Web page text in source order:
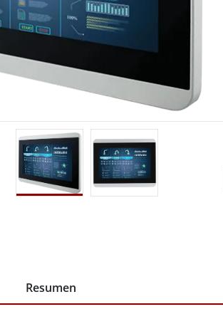
con
Petróleo & Gas, Grado ATEX
Tableta resistente de grado ATEX
Terminal portátil resistente con
Panel PC de grado ATEX
Resumen